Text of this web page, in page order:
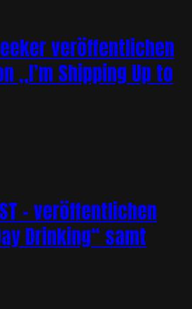
veröffentlichen
„I’m Shipping Up to
– veröffentlichen
Drinking“ samt